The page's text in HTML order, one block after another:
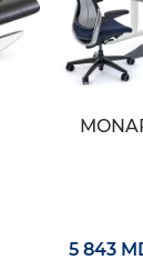
5 843